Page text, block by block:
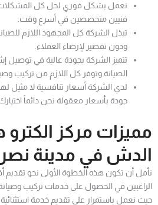
نعمل بشكل فوري لحل كل المشكلات
فنيين متخصصين في أسرع وقت.
تبذل الشركة كل المجهود اللازم
ودون تقصير لإرضاء العملاء.
تتميز الشركة بجودة عالية في توصيل
الصيانة وتوفر كل اللازم من تركيب
لدي الشركة أسعار تنافسية لا
جودة بأسعار معقولة نحن دائماً
مميزات مركز
الدش في مدينة نصر
نأمل أن تكون هذه الخطوة الأولى نحو تقديم
الراغبين في الحصول على خدمات تركيب
حيث نعمل باستمرار على تقديم خدمة